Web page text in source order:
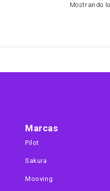
Mostrando
Marcas
Pilot
Sakura
Mooving